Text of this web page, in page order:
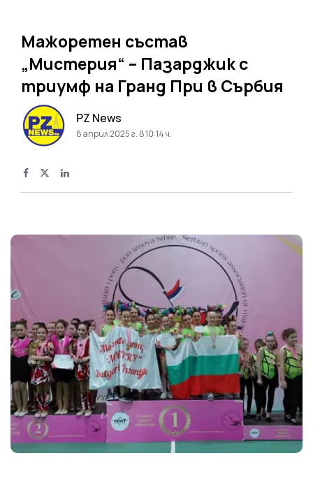
Мажоретен състав
„Мистерия“ – Пазарджик с
триумф на Гранд При в Сърбия
PZ News
8 април 2025 г. в 10:14 ч.